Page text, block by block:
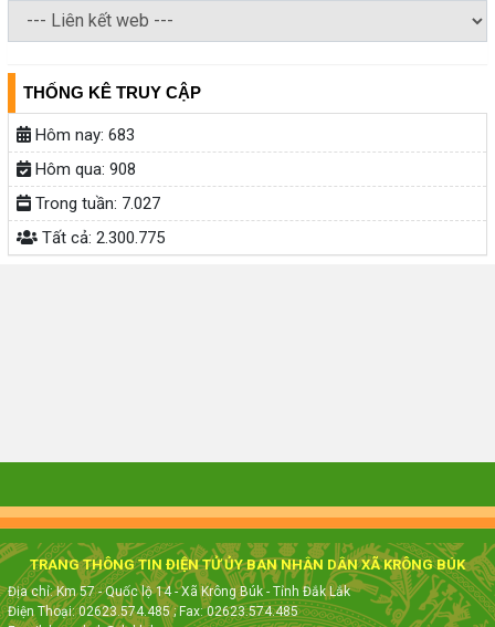
THỐNG KÊ TRUY CẬP
Hôm nay: 683
Hôm qua: 908
Trong tuần: 7.027
Tất cả: 2.300.775
TRANG THÔNG TIN ĐIỆN TỬ ỦY BAN NHÂN DÂN XÃ KRÔNG BÚK
Địa chỉ: Km 57 - Quốc lộ 14 - Xã Krông Búk - Tỉnh Đắk Lắk
Điện Thoại: 02623.574.485; Fax:02623.574.485